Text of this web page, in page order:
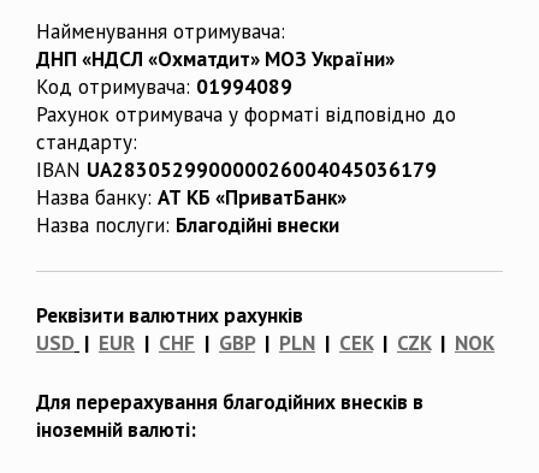
Найменування отримувача:
ДНП «НДСЛ «Охматдит» МОЗ України»
Код отримувача: 01994089
Рахунок отримувача у форматі відповідно до
стандарту:
IBAN UA283052990000026004045036179
Назва банку: АТ КБ «ПриватБанк»
Назва послуги: Благодійні внески
Реквізити валютних рахунків
USD | EUR | CHF | GBP| PLN | CEK| CZK| NOK
Для перерахування благодійних внесків в
іноземній валюті: